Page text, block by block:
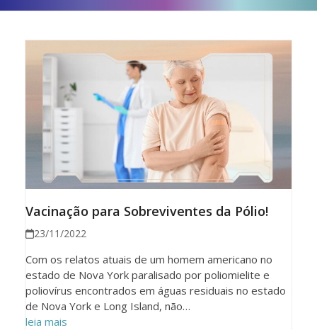
Vacinação para Sobreviventes da Pólio!
23/11/2022
Com os relatos atuais de um homem americano no
estado de Nova York paralisado por poliomielite e
poliovírus encontrados em águas residuais no estado
de Nova York e Long Island, não…
leia mais